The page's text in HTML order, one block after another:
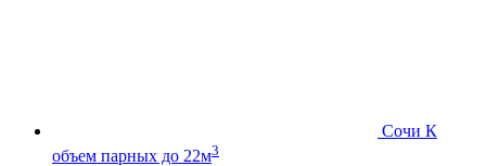
Сочи К
объем парных до 22м3